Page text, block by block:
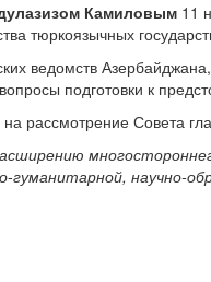
Камиловым 11
тюркоязычных
ведомств
подготовки к
рассмотрение Совета
научно-